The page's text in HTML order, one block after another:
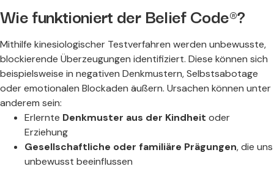
Wie funktioniert der Belief Code®?
Mithilfe kinesiologischer Testverfahren werden unbewusste,
blockierende Überzeugungen identifiziert. Diese können sich
beispielsweise in negativen Denkmustern, Selbstsabotage
oder emotionalen Blockaden äußern. Ursachen können unter
anderem sein:
Erlernte Denkmuster aus der Kindheit oder
Erziehung
Gesellschaftliche oder familiäre Prägungen, die uns
unbewusst beeinflussen